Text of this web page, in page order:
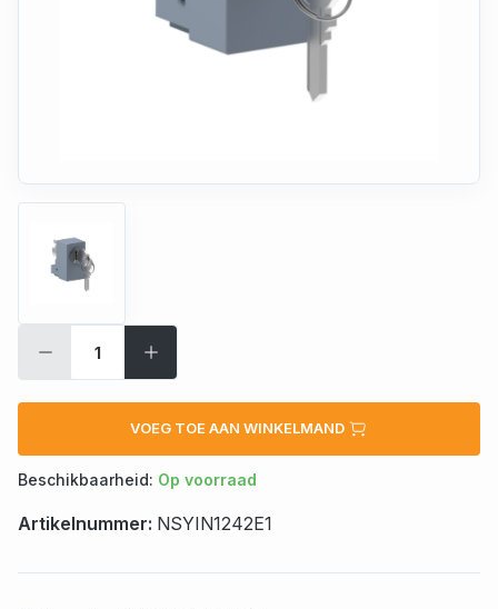
VOEG TOE AAN WINKELMAND
Beschikbaarheid: Op voorraad
Artikelnummer: NSYIN1242E1